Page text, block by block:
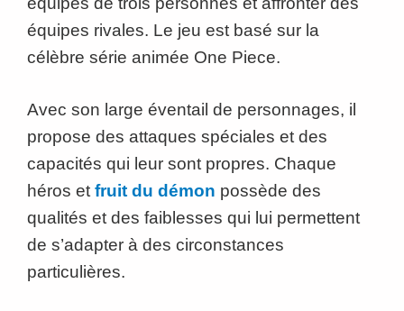
équipes rivales. Le jeu est basé sur la
célèbre série animée One Piece.
Avec son large éventail de personnages, il
propose des attaques spéciales et des
capacités qui leur sont propres. Chaque
héros et fruit du démon possède des
qualités et des faiblesses qui lui permettent
de s’adapter à des circonstances
particulières.